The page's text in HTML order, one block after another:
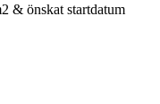
& önskat startdatum